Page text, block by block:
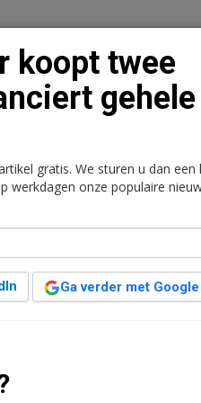
Logistiek Juridisch | Fiscaal
en
aangekocht en via
koopt twee
gehele
gratis. We sturen u dan een
werkdagen onze populaire
Ga verder met Google